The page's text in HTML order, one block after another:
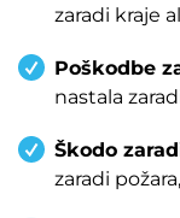
zaradi kraje
Poškodbe
nastala
Škodo
zaradi